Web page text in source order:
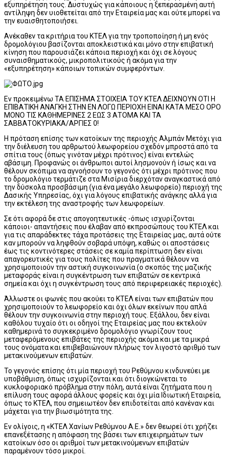
εξυπηρέτηση τους. Δυστυχώς για κάποιους η ξεπερασμένη αυτή
αντίληψη δεν υιοθετείται από την Εταιρεία μας και ούτε μπορεί να
την ευαισθητοποιήσει.
Ανέκαθεν τα κριτήρια του ΚΤΕΛ για την τροποποίηση ή μη ενός
δρομολόγιου βασίζονται αποκλειστικά και μόνο στην επιβατική
κίνηση που παρουσιάζει κάποια περιοχή και όχι σε λόγους
συναισθηματικούς, μικροπολιτικούς ή ακόμα για την
«εξυπηρέτηση» κάποιων τοπικών συμφερόντων.
Εν προκειμένω ΤΑ ΕΠΙΣΗΜΑ ΣΤΟΙΧΕΙΑ ΤΟΥ ΚΤΕΛ ΔΕΙΧΝΟΥΝ ΟΤΙ Η
ΕΠΙΒΑΤΙΚΗ ΑΝΑΓΚΗ ΣΤΗΝ ΕΝ ΛΟΓΩ ΠΕΡΙΟΧΗ ΕΙΝΑΙ ΚΑΤΑ ΜΕΣΟ ΟΡΟ
ΜΟΝΟ ΤΙΣ ΚΑΘΗΜΕΡΙΝΕΣ 2 ΕΩΣ 3 ΑΤΟΜΑ ΚΑΙ ΤΑ
ΣΑΒΒΑΤΟΚΥΡΙΑΚΑ/ΑΡΓΙΕΣ 0!
Η πρόταση επίσης των κατοίκων της περιοχής Αλμπάν Μετόχι για
την διέλευση του αρθρωτού λεωφορείου σχεδόν μπροστά από τα
σπίτια τους (όπως γινόταν μέχρι πρότινος) είναι εντελώς
αβάσιμη. Προφανώς οι άνθρωποι αυτοί λησμονούν ή ίσως και να
θέλουν σκόπιμα να αγνοήσουν το γεγονός ότι μέχρι πρότινος που
το δρομολόγιο τερμάτιζε στα Μισίρια διερχόταν αναγκαστικά από
την δύσκολα προσβάσιμη (για ένα μεγάλο λεωφορείο) περιοχή της
Δασικής Υπηρεσίας, όχι για λόγους επιβατικής ανάγκης αλλά για
την εκτέλεση της αναστροφής των λεωφορείων.
Σε ότι αφορά δε στις απογοητευτικές -όπως ισχυρίζονται
κάποιοι- απαντήσεις που έλαβαν από εκπροσώπους του ΚΤΕΛ και
για τις απαράδεκτες τάχα προτάσεις της Εταιρείας μας, αυτά ούτε
καν μπορούν να ληφθούν σοβαρά υπόψη, καθώς οι αποστάσεις
έως τις κοντινότερες στάσεις σε καμία περίπτωση δεν είναι
απαγορευτικές για τους πολίτες που πραγματικά θέλουν να
χρησιμοποιούν την αστική συγκοινωνία (ο σκοπός της μαζικής
μεταφοράς είναι η συγκέντρωση των επιβατών σε κεντρικά
σημεία και όχι η συγκέντρωση τους από περιφερειακές περιοχές).
Άλλωστε οι φωνές που ακούει το ΚΤΕΛ είναι των επιβατών που
χρησιμοποιούν το λεωφορείο και όχι όλων εκείνων που απλά
θέλουν την συγκοινωνία στην περιοχή τους. Εξάλλου, δεν είναι
καθόλου τυχαίο ότι οι οδηγοί της Εταιρείας μας που εκτελούν
καθημερινά το συγκεκριμένο δρομολόγιο γνωρίζουν τους
μεταφερόμενους επιβάτες της περιοχής ακόμα και με τα μικρά
τους ονόματα και επιβεβαιώνουν πλήρως τον λιγοστό αριθμό των
μετακινούμενων επιβατών.
Το γεγονός επίσης ότι μία περιοχή του Ρεθύμνου κινδυνεύει με
υποβάθμιση, όπως ισχυρίζονται και ότι διογκώνεται το
κυκλοφοριακό πρόβλημα στην πόλη, αυτά είναι ζητήματα που η
επίλυση τους αφορά άλλους φορείς και όχι μία Ιδιωτική Εταιρεία,
όπως το ΚΤΕΛ, που σημειωτέον δεν επιδοτείται από κανέναν και
μάχεται για την βιωσιμότητα της.
Εν ολίγοις, η «ΚΤΕΛ Χανίων Ρεθύμνου Α.Ε.» δεν θεωρεί ότι χρήζει
επανεξέτασης η απόφαση της βάσει των επιχειρημάτων των
κατοίκων όσο οι αριθμοί των μετακινούμενων επιβατών
παραμένουν τόσο μικροί.